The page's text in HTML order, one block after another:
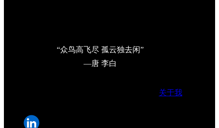
“众鸟高飞尽 孤云独去闲”
—唐 李白
关于我